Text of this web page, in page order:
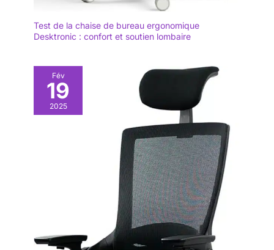
Test de la chaise de bureau ergonomique
Desktronic : confort et soutien lombaire
Fév
19
2025